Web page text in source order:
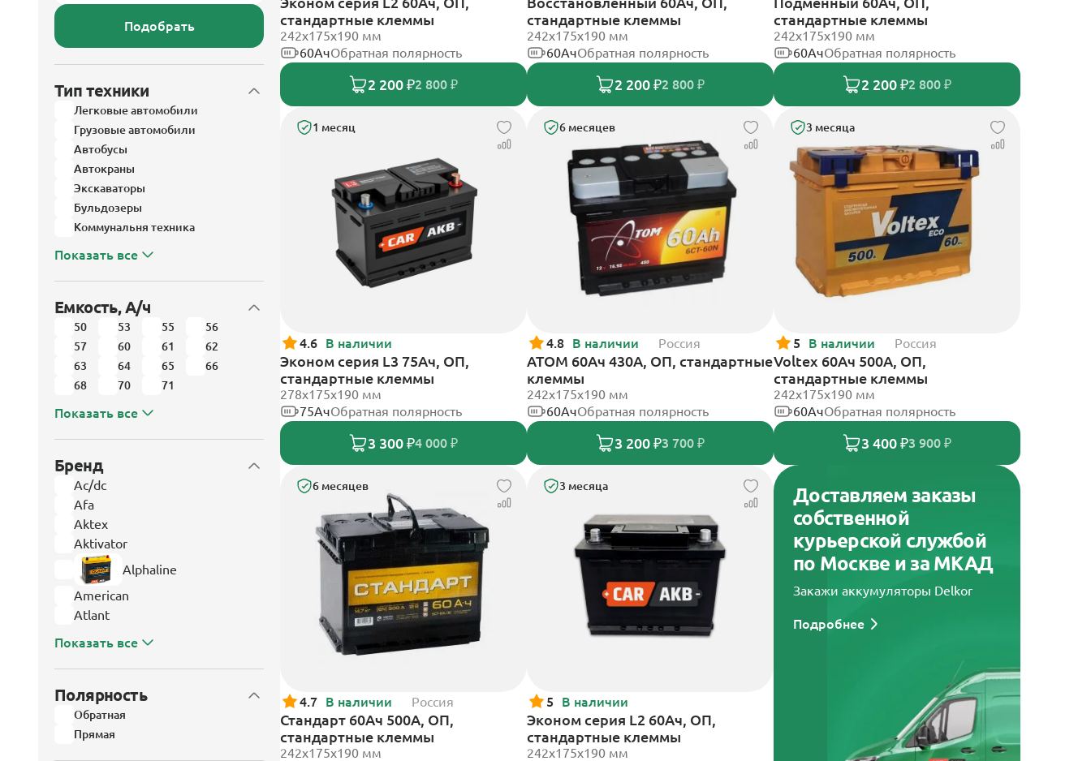
Подобрать
Тип техники
Легковые автомобили
Грузовые автомобили
Автобусы
Автокраны
Экскаваторы
Бульдозеры
Коммунальня техника
Показать все
Емкость, А/ч
50 53 55
56
57
60 61
62
63
64 65
66
68
70 71
Показать все
Бренд
Ac/dc
Afa
Aktex
Aktivator
Alphaline
American
Atlant
Показать все
Полярность
Обратная
Прямая
стандартные клеммы
242х175х190 мм
60АчОбратная полярность
2 200 ₽2 800 ₽
стандартные клеммы
242х175х190 мм
60АчОбратная полярность
2 200 ₽2 800 ₽
стандартные клеммы
242х175х190 мм
60АчОбратная полярность
2 200 ₽2 800 ₽
1 месяц
4.6 В наличии
Эконом серия L3 75Ач, ОП,
стандартные клеммы
278х175х190 мм
75АчОбратная полярность
3 300 ₽4 000 ₽
6 месяцев
4.8 В наличии Россия
АТОМ 60Ач 430А, ОП, стандартные
клеммы
242х175х190 мм
60АчОбратная полярность
3 200 ₽3 700 ₽
3 месяца
5 В наличии Россия
Voltex 60Ач 500А, ОП,
стандартные клеммы
242х175х190 мм
60АчОбратная полярность
3 400 ₽3 900 ₽
6 месяцев
4.7 В наличии Россия
Стандарт 60Ач 500А, ОП,
стандартные клеммы
242x175x190 мм
3 месяца
5 В наличии
Эконом серия L2 60Ач, ОП,
стандартные клеммы
242х175х190 мм
Доставляем заказы
собственной
курьерской службой
по Москве и за МКАД
Закажи аккумуляторы Delkor
Подробнее